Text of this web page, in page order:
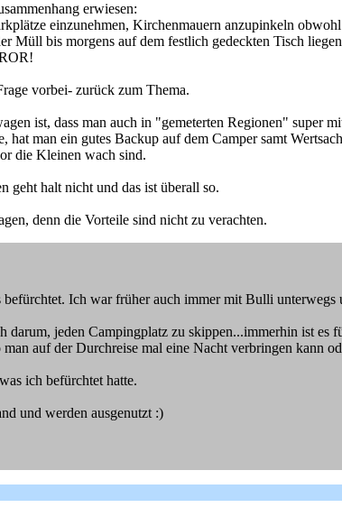
erwiesen:
einzunehmen, Kirchenmauern anzupinkeln
Müll bis morgens auf dem festlich gedeckten Tisch
vorbei- zurück zum Thema.
ist, dass man auch in "gemeterten Regionen" super
hat man ein gutes Backup auf dem Camper samt
die Kleinen wach sind.
geht halt nicht und das ist überall so.
denn die Vorteile sind nicht zu verachten.
befürchtet. Ich war früher auch immer mit Bulli
darum, jeden Campingplatz zu skippen...immerhin ist
auf der Durchreise mal eine Nacht verbringen kann
ich befürchtet hatte.
und werden ausgenutzt :)